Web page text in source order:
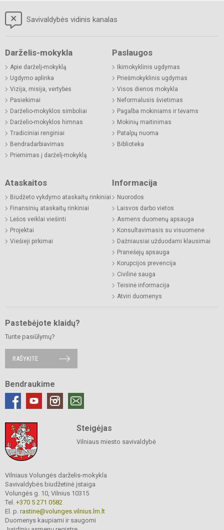
Savivaldybės vidinis kanalas
Darželis-mokykla
Apie darželį-mokyklą
Ugdymo aplinka
Vizija, misija, vertybės
Pasiekimai
Darželio-mokyklos simboliai
Darželio-mokyklos himnas
Tradiciniai renginiai
Bendradarbiavimas
Priėmimas į darželį-mokyklą
Paslaugos
Ikimokyklinis ugdymas
Priešmokyklinis ugdymas
Visos dienos mokykla
Neformalusis švietimas
Pagalba mokiniams ir tėvams
Mokinių maitinimas
Patalpų nuoma
Biblioteka
Ataskaitos
Biudžeto vykdymo ataskaitų rinkiniai
Finansinių ataskaitų rinkiniai
Lėšos veiklai viešinti
Projektai
Viešieji pirkimai
Informacija
Nuorodos
Laisvos darbo vietos
Asmens duomenų apsauga
Konsultavimasis su visuomene
Dažniausiai užduodami klausimai
Pranešėjų apsauga
Korupcijos prevencija
Civilinė sauga
Teisinė informacija
Atviri duomenys
Pastebėjote klaidų?
Turite pasiūlymų?
RAŠYKITE
Bendraukime
Steigėjas
Vilniaus miesto savivaldybė
Vilniaus Volungės darželis-mokykla
Savivaldybės biudžetinė įstaiga
Volungės g. 10, Vilnius 10315
Tel. +370 5 271 0582
El. p. rastine@volunges.vilnius.lm.lt
Duomenys kaupiami ir saugomi